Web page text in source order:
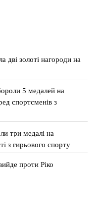
дві золоті нагороди на
5 медалей на
спортсменів з
три медалі на
з гирьового спорту
проти Ріко